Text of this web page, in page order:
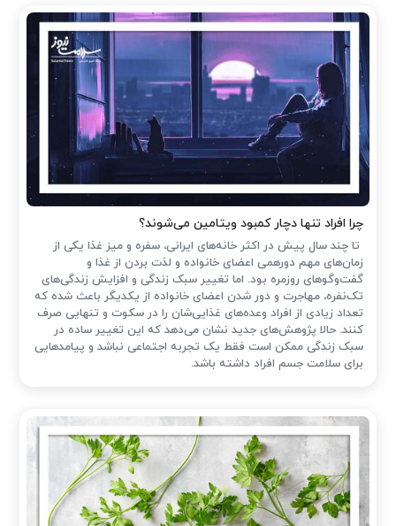
چرا افراد تنها دچار کمبود ویتامین می‌شوند؟
تا چند سال پیش در اکثر خانه‌های ایرانی، سفره و میز غذا یکی از
زمان‌های مهم دورهمی اعضای خانواده و لذت بردن از غذا و
گفت‌وگوهای روزمره بود. اما تغییر سبک زندگی و افزایش زندگی‌های
تک‌نفره، مهاجرت و دور شدن اعضای خانواده از یکدیگر باعث شده که
تعداد زیادی از افراد وعده‌های غذایی‌شان را در سکوت و تنهایی صرف
کنند. حالا پژوهش‌های جدید نشان می‌دهد که این تغییر ساده در
سبک زندگی ممکن است فقط یک تجربه اجتماعی نباشد و پیامدهایی
برای سلامت جسم افراد داشته باشد.